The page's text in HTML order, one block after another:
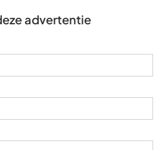
advertentie